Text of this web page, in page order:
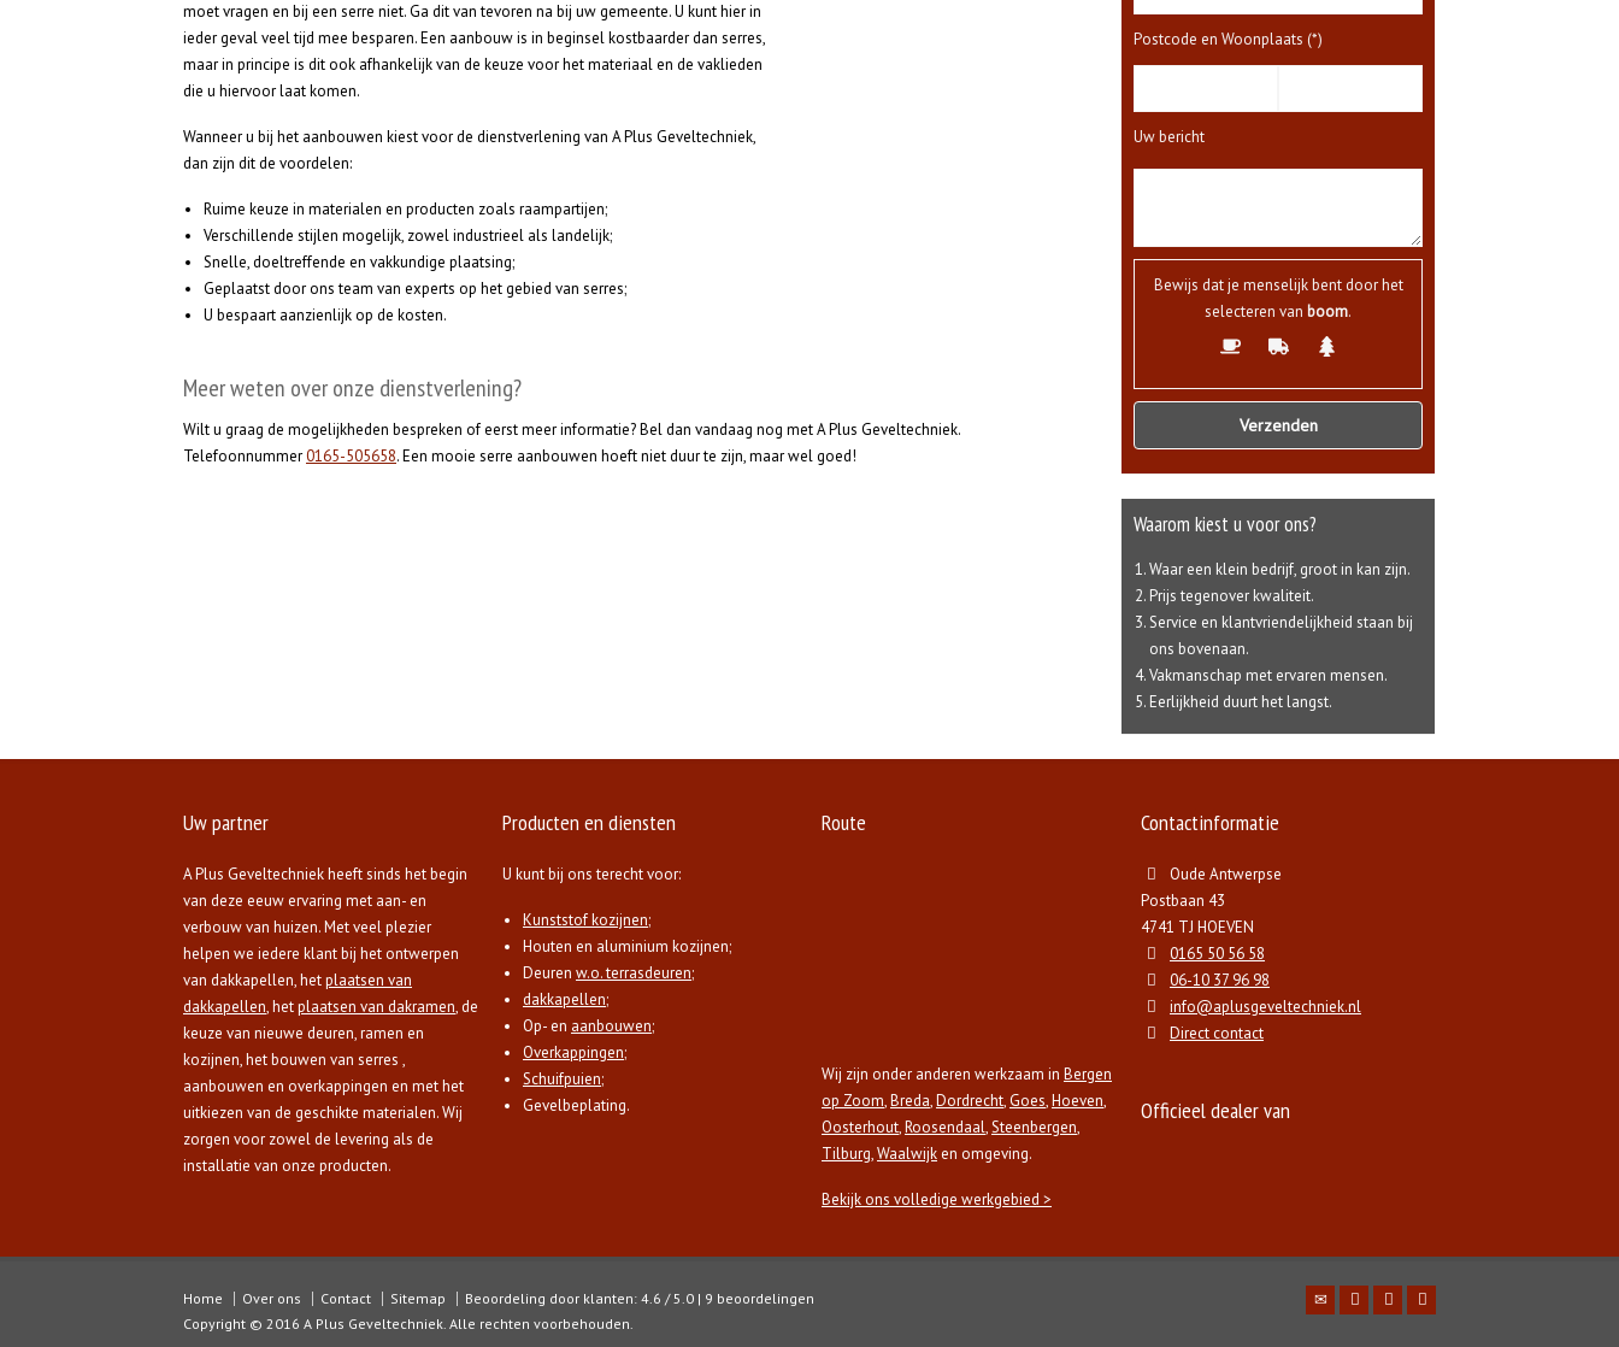
moet vragen en bij een serre niet. Ga dit van tevoren na bij uw gemeente. U kunt hier in
ieder geval veel tijd mee besparen. Een aanbouw is in beginsel kostbaarder dan serres,
maar in principe is dit ook afhankelijk van de keuze voor het materiaal en de vaklieden
die u hiervoor laat komen.
Wanneer u bij het aanbouwen kiest voor de dienstverlening van A Plus Geveltechniek,
dan zijn dit de voordelen:
Ruime keuze in materialen en producten zoals raampartijen;
Verschillende stijlen mogelijk, zowel industrieel als landelijk;
Snelle, doeltreffende en vakkundige plaatsing;
Geplaatst door ons team van experts op het gebied van serres;
U bespaart aanzienlijk op de kosten.
Meer weten over onze dienstverlening?
Wilt u graag de mogelijkheden bespreken of eerst meer informatie? Bel dan vandaag nog met A Plus Geveltechniek.
Telefoonnummer0165-505658. Een mooie serre aanbouwen hoeft niet duur te zijn, maar wel goed!
Postcode en Woonplaats (*)
Uw bericht
Bewijs dat je menselijk bent door het
selecteren van boom.
Waarom kiest u voor ons?
Waar een klein bedrijf, groot in kan zijn.
Prijs tegenover kwaliteit.
Service en klantvriendelijkheid staan bij
ons bovenaan.
Vakmanschap met ervaren mensen.
Eerlijkheid duurt het langst.
Uw partner
A Plus Geveltechniek heeft sinds het begin
van deze eeuw ervaring met aan- en
verbouw van huizen. Met veel plezier
helpen we iedere klant bij het ontwerpen
van dakkapellen, hetplaatsen van
dakkapellen, hetplaatsen van dakramen, de
keuze van nieuwe deuren, ramen en
kozijnen, het bouwen van serres ,
aanbouwen en overkappingen en met het
uitkiezen van de geschikte materialen. Wij
zorgen voor zowel de levering als de
installatie van onze producten.
Producten en diensten
U kunt bij ons terecht voor:
Kunststof kozijnen;
Houten en aluminium kozijnen;
Deuren w.o. terrasdeuren;
dakkapellen;
Op- en aanbouwen;
Overkappingen;
Schuifpuien;
Gevelbeplating.
Route
Wij zijn onder anderen werkzaam in Bergen
op Zoom,Breda,Dordrecht, Goes,Hoeven,
Oosterhout,Roosendaal,Steenbergen,
Tilburg,Waalwijken omgeving.
Bekijk ons volledige werkgebied >
Contactinformatie
Oude Antwerpse
Postbaan 43
4741 TJ HOEVEN
0165 50 56 58
06-10 37 96 98
info@aplusgeveltechniek.nl
Direct contact
Officieel dealer van
Home Over ons Contact Sitemap
Beoordeling door klanten: 4.6 / 5.0 | 9 beoordelingen
Copyright © 2016 A Plus Geveltechniek. Alle rechten voorbehouden.